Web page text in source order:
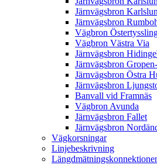
Järnvägsbron
Järnvägsbron
Vägbron
Vägbron Västra Via
Järnvägsbron
Järnvägsbron
Järnvägsbron Östra
Järnvägsbron
Banvall vid Framnäs
Vägbron Avunda
Järnvägsbron Fallet
Järnvägsbron
Vägkorsningar
Linjebeskrivning